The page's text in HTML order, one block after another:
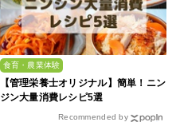
食育・農業体験
【管理栄養士オリジナル】簡単！ニン
ジン大量消費レシピ5選
Recommended by